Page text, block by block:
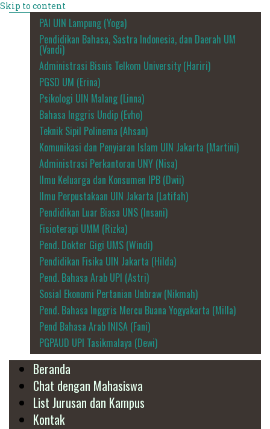
Skip to content
PAI UIN Lampung (Yoga)
Pendidikan Bahasa, Sastra Indonesia, dan Daerah UM
(Vandi)
Administrasi Bisnis Telkom University (Hariri)
PGSD UM (Erina)
Psikologi UIN Malang (Linna)
Bahasa Inggris Undip (Evho)
Teknik Sipil Polinema (Ahsan)
Komunikasi dan Penyiaran Islam UIN Jakarta (Martini)
Administrasi Perkantoran UNY (Nisa)
Ilmu Keluarga dan Konsumen IPB (Dwii)
Ilmu Perpustakaan UIN Jakarta (Latifah)
Pendidikan Luar Biasa UNS (Insani)
Fisioterapi UMM (Rizka)
Pend. Dokter Gigi UMS (Windi)
Pendidikan Fisika UIN Jakarta (Hilda)
Pend. Bahasa Arab UPI (Astri)
Sosial Ekonomi Pertanian Unbraw (Nikmah)
Pend. Bahasa Inggris Mercu Buana Yogyakarta (Milla)
Pend Bahasa Arab INISA (Fani)
PGPAUD UPI Tasikmalaya (Dewi)
Beranda
Chat dengan Mahasiswa
List Jurusan dan Kampus
Kontak